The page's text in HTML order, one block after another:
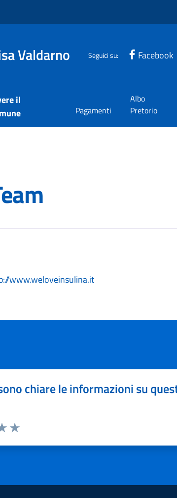
Valdarno Seguici su: Facebook
il
Pagamenti
Albo
Pretorio
www.weloveinsulina.it
chiare le informazioni su